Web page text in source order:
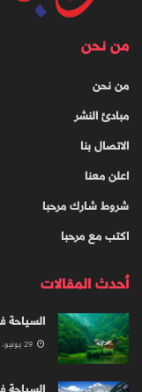
من نحن
من نحن
مبادئ النشر
الاتصال بنا
اعلن معنا
شروط شارك مرحبا
اكتب مع مرحبا
أحدث المقالات
السياحة في ريزا: 9 أماكن